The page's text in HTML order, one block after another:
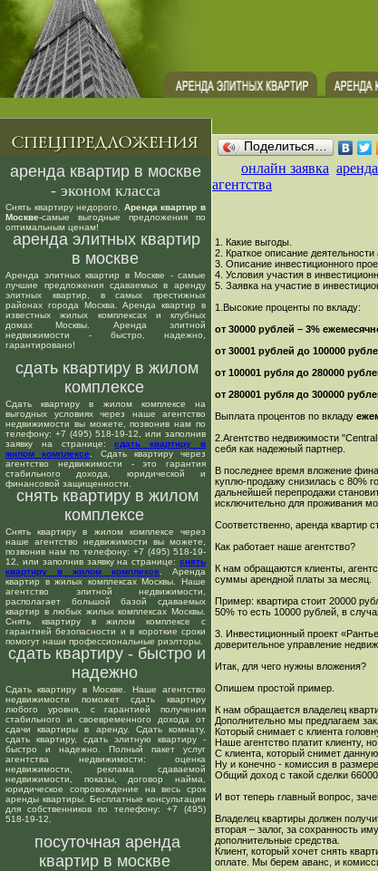
аренда квартир в москве
- эконом класса
Снять квартиру недорого. Аренда квартир в
Москве-самые выгодные предложения по
оптимальным ценам!
аренда элитных квартир
в москве
Аренда элитных квартир в Москве - самые
лучшие предложения сдаваемых в аренду
элитных квартир, в самых престижных
районах города Москва. Аренда квартир в
известных жилых комплексах и клубных
домах Москвы. Аренда элитной
недвижимости - быстро, надежно,
гарантировано!
сдать квартиру в жилом
комплексе
Сдать квартиру в жилом комплексе на
выгодных условиях через наше агентство
недвижимости вы можете, позвонив нам по
телефону: +7 (495) 518-19-12, или заполнив
заявку на странице:сдать квартиру в
жилом комплексе . Сдать квартиру через
агентство недвижимости - это гарантия
стабильного дохода, юридической и
финансовой защищенности.
снять квартиру в жилом
комплексе
Снять квартиру в жилом комплексе через
наше агентство недвижимости вы можете,
позвонив нам по телефону: +7 (495) 518-19-
12, или заполнив заявку на странице: снять
квартиру в жилом комплексе . Аренда
квартир в жилых комплексах Москвы. Наше
агентство элитной недвижимости,
располагает большой базой сдаваемых
квартир в любых жилых комплексах Москвы.
Снять квартиру в жилом комплексе с
гарантией безопасности и в короткие сроки
помогут наши профессиональные риэлторы.
сдать квартиру - быстро и
надежно
Сдать квартиру в Москве. Наше агентство
недвижимости поможет сдать квартиру
любого уровня, с гарантией получения
стабильного и своевременного дохода от
сдачи квартиры в аренду. Сдать комнату,
сдать квартиру, сдать элитную квартиру -
быстро и надежно. Полный пакет услуг
агентства недвижимости: оценка
недвижимости, реклама сдаваемой
недвижимости, показы, договор найма,
юридическое сопровождение на весь срок
аренды квартиры. Бесплатные консультации
для собственников по телефону: +7 (495)
518-19-12.
посуточная аренда
квартир в москве
Поделиться…
онлайн заявка
агентства
1. Какие выгоды.
2. Краткое описание деятельности
3. Описание инвестиционного
4. Условия участия в
5. Заявка на участие в
1.Высокие проценты по вкладу:
от 30000 рублей – 3%
от 30001 рублей до 100000
от 100001 рубля до 280000
от 280001 рубля до 300000
Выплата процентов по вкладу
2.Агентство недвижимости
себя как надежный партнер.
В последнее время вложение
куплю-продажу снизилась с 80%
дальнейшей перепродажи
исключительно для проживания
Соответственно, аренда квартир
Как работает наше агентство?
К нам обращаются клиенты,
суммы арендной платы за месяц.
Пример: квартира стоит 20000
50% то есть 10000 рублей, в
3. Инвестиционный проект
доверительное управление
Итак, для чего нужны вложения?
Опишем простой пример.
К нам обращается владелец
Дополнительно мы предлагаем
Который снимает с клиента
Наше агентство платит клиенту,
С клиента, который снимет
Ну и конечно - комиссия в
Общий доход с такой сделки 66000
И вот теперь главный вопрос,
Владелец квартиры должен
вторая – залог, за сохранность
дополнительные средства.
Клиент, который хочет снять
оплате. Мы берем аванс, и